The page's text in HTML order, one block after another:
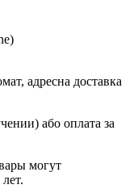
адресна доставка
або оплата за
могут